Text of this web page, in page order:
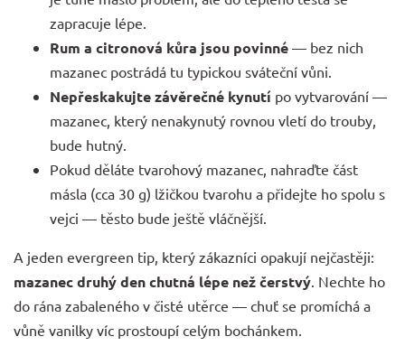
zapracuje lépe.
Rum a citronová kůra jsou povinné — bez nich
mazanec postrádá tu typickou sváteční vůni.
Nepřeskakujte závěrečné kynutí po vytvarování —
mazanec, který nenakynutý rovnou vletí do trouby,
bude hutný.
Pokud děláte tvarohový mazanec, nahraďte část
másla (cca 30 g) lžičkou tvarohu a přidejte ho spolu s
vejci — těsto bude ještě vláčnější.
A jeden evergreen tip, který zákazníci opakují nejčastěji:
mazanec druhý den chutná lépe než čerstvý . Nechte ho
do rána zabaleného v čisté utěrce — chuť se promíchá a
vůně vanilky víc prostoupí celým bochánkem.